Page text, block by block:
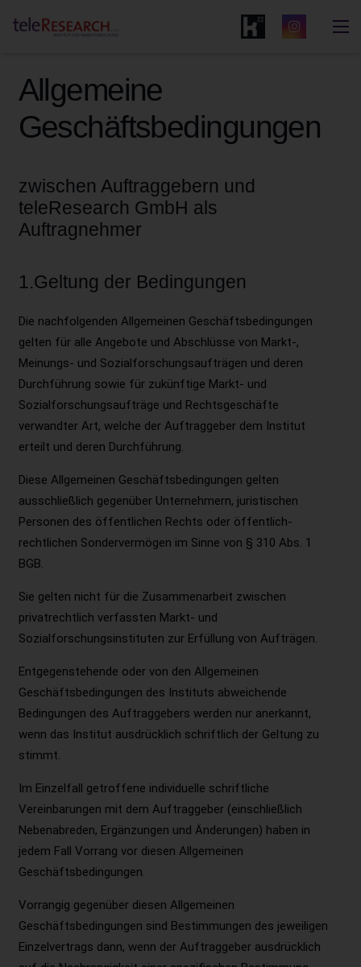
Allgemeine
Geschäftsbedingungen
zwischen Auftraggebern und
teleResearch GmbH als
Auftragnehmer
1.Geltung der Bedingungen
Die nachfolgenden Allgemeinen Geschäftsbedingungen
gelten für alle Angebote und Abschlüsse von Markt-,
Meinungs- und Sozialforschungsaufträgen und deren
Durchführung sowie für zukünftige Markt- und
Sozialforschungsaufträge und Rechtsgeschäfte
verwandter Art, welche der Auftraggeber dem Institut
erteilt und deren Durchführung.
Diese Allgemeinen Geschäftsbedingungen gelten
ausschließlich gegenüber Unternehmern, juristischen
Personen des öffentlichen Rechts oder öffentlich-
rechtlichen Sondervermögen im Sinne von § 310 Abs. 1
BGB.
Sie gelten nicht für die Zusammenarbeit zwischen
privatrechtlich verfassten Markt- und
Sozialforschungsinstituten zur Erfüllung von Aufträgen.
Entgegenstehende oder von den Allgemeinen
Geschäftsbedingungen des Instituts abweichende
Bedingungen des Auftraggebers werden nur anerkannt,
wenn das Institut ausdrücklich schriftlich der Geltung zu
stimmt.
Im Einzelfall getroffene individuelle schriftliche
Vereinbarungen mit dem Auftraggeber (einschließlich
Nebenabreden, Ergänzungen und Änderungen) haben in
jedem Fall Vorrang vor diesen Allgemeinen
Geschäftsbedingungen.
Vorrangig gegenüber diesen Allgemeinen
Geschäftsbedingungen sind Bestimmungen des jeweiligen
Einzelvertrags dann, wenn der Auftraggeber ausdrücklich